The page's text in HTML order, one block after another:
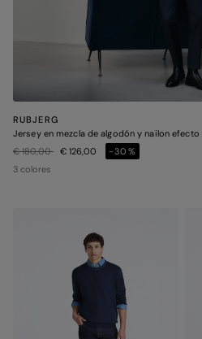
RUBJERG
Jersey en mezcla de algodón y nailon efecto
Precio rebajado de
€ 180,00a € 126,00
-30%
3 colores